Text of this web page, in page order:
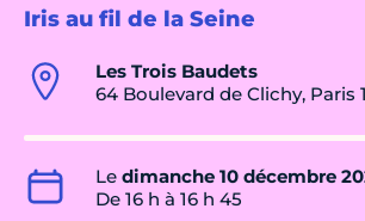
Iris au fil de la Seine
Les Trois Baudets
64 Boulevard de Clichy, Paris
Le dimanche 10 décembre
De 16 h à 16 h 45